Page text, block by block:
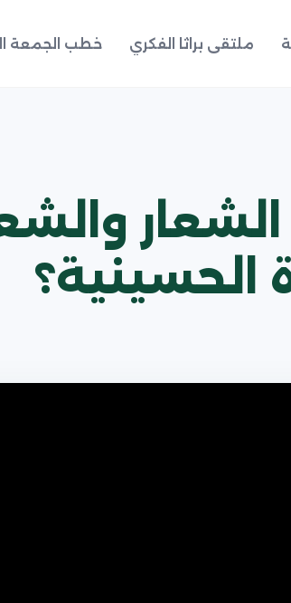
ملتقى براثا الفكري خطب الجمعة
الحسينية؟